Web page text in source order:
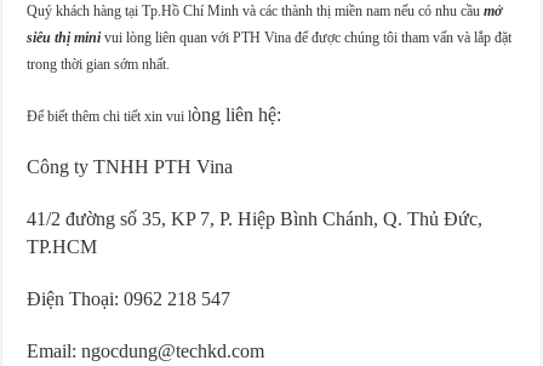
Quý khách hàng tại Tp.Hồ Chí Minh và các thành thị miền nam nếu có nhu cầumở
siêu thị minivui lòng liên quan với PTH Vina để được chúng tôi tham vấn và lắp đặt
trong thời gian sớm nhất.
Ðể biết thêm chi tiết xin vui lòng liên hệ:
Công ty TNHH PTH Vina
41/2 đường số 35, KP 7, P. Hiệp Bình Chánh, Q. ThủĐức,
TP.HCM
Điện Thoại: 0962 218 547
Email: ngocdung@techkd.com